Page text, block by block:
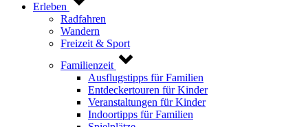
Erleben
Radfahren
Wandern
Freizeit & Sport
Familienzeit
Ausflugstipps für Familien
Entdeckertouren für Kinder
Veranstaltungen für Kinder
Indoortipps für Familien